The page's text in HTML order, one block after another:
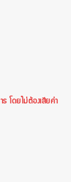
ร โดยไม่ต้องเสียค่า